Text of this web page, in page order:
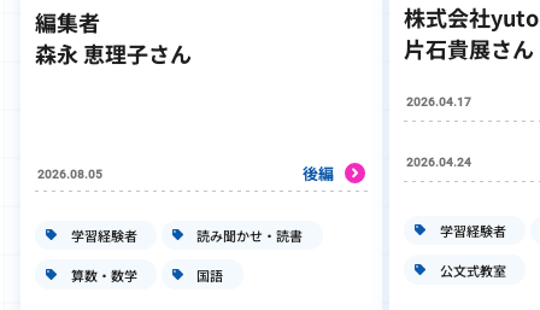
編集者
森永 恵理子さん
2026.08.05 後編
学習経験者 読み聞かせ・読書
算数・数学 国語
株式会社
片石貴展さん
2026.04.17
2026.04.24
学習経験者
公文式教室